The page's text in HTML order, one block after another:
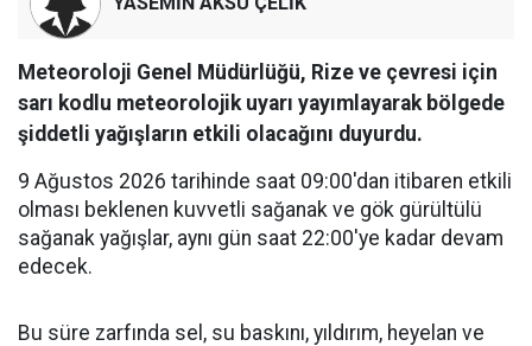
Meteoroloji Genel Müdürlüğü, Rize ve çevresi için
sarı kodlu meteorolojik uyarı yayımlayarak bölgede
şiddetli yağışların etkili olacağını duyurdu.
9 Ağustos 2026 tarihinde saat 09:00'dan itibaren etkili
olması beklenen kuvvetli sağanak ve gök gürültülü
sağanak yağışlar, aynı gün saat 22:00'ye kadar devam
edecek.
Bu süre zarfında sel, su baskını, yıldırım, heyelan ve